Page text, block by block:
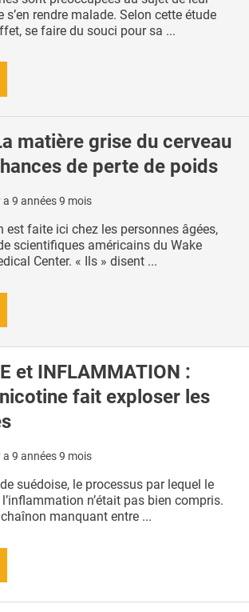
s’en rendre malade. Selon cette étude
se faire du souci pour sa ...
matière grise du cerveau
de perte de poids
a 9 années 9 mois
est faite ici chez les personnes âgées,
scientifiques américains du Wake
Center. « Ils » disent ...
et INFLAMMATION :
fait exploser les
a 9 années 9 mois
suédoise, le processus par lequel le
n’était pas bien compris.
manquant entre ...